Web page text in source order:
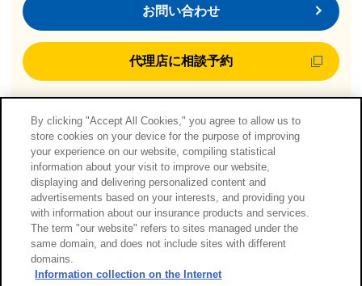
お問い合わせ
代理店に相談予約
0703-GJ05-07192-202511
By clicking "Accept All Cookies," you agree to allow us to
store cookies on your device for the purpose of improving
your experience on our website, compiling statistical
information about your visit to improve our website,
displaying and delivering personalized content and
advertisements based on your interests, and providing you
with information about our insurance products and services.
The term "our website" refers to sites managed under the
same domain, and does not include sites with different
domains.
Information collection on the Internet